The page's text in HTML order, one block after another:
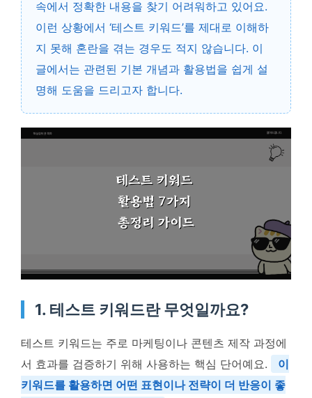
속에서 정확한 내용을 찾기 어려워하고 있어요.
이런 상황에서 ‘테스트 키워드’를 제대로 이해하
지 못해 혼란을 겪는 경우도 적지 않습니다. 이
글에서는 관련된 기본 개념과 활용법을 쉽게 설
명해 도움을 드리고자 합니다.
1. 테스트 키워드란 무엇일까요?
테스트 키워드는 주로 마케팅이나 콘텐츠 제작 과정에
서 효과를 검증하기 위해 사용하는 핵심 단어예요.
이
키워드를 활용하면 어떤 표현이나 전략이 더 반응이 좋